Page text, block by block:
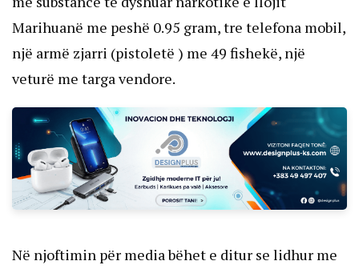
Marihuanë me peshë 0.95 gram, tre telefona mobil,
një armë zjarri (pistoletë ) me 49 fishekë, një
veturë me targa vendore.
Në njoftimin për media bëhet e ditur se lidhur me